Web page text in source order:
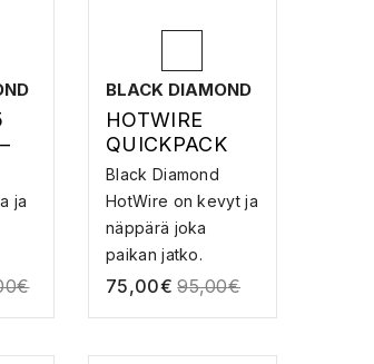
ja
€
BLACK DIAMOND
HOTWIRE
QUICKPACK
12CM – JATKO
Black Diamond
HotWire on kevyt ja
näppärä joka
paikan jatko.
Lankap...
75,00€ 95,00€